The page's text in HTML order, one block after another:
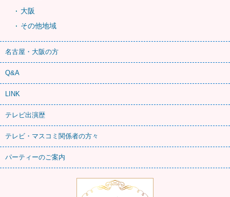
大阪
その他地域
名古屋・大阪の方
Q&A
LINK
テレビ出演歴
テレビ・マスコミ関係者の方々
パーティーのご案内